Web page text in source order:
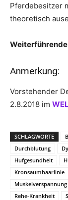
Pferdebesitzer
theoretisch
Anmerkung:
Vorstehender
2.8.2018 im
SCHLAGWORTE
Durchblutung
Hufgesundheit
Kronsaumhaarlinie
Muskelverspannung
Rehe-Krankheit